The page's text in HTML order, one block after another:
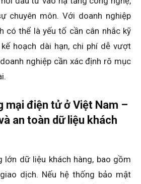
chuyên môn. Với doanh nghiệp
có thể là yếu tố cần cân nhắc kỹ
hoạch dài hạn, chi phí dễ vượt
nghiệp cần xác định rõ mục
mại điện tử ở Việt Nam –
an toàn dữ liệu khách
dữ liệu khách hàng, bao gồm
dịch. Nếu hệ thống bảo mật